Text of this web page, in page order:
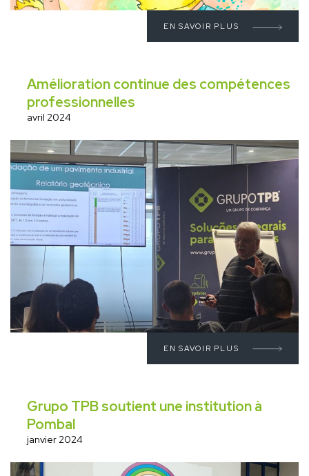
EN SAVOIR PLUS
Amélioration continue des compétences
professionnelles
avril 2024
EN SAVOIR PLUS
Grupo TPB soutient une institution à
Pombal
janvier 2024